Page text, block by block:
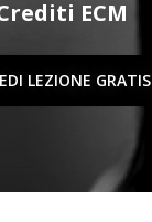
ECM
LEZIONE GRATIS